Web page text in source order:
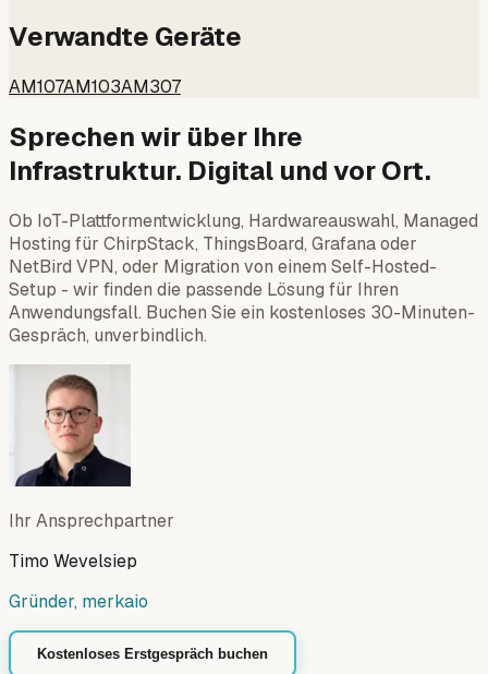
Verwandte Geräte
AM107AM103AM307
Sprechen wir über Ihre
Infrastruktur. Digital und vor Ort.
Ob IoT-Plattformentwicklung, Hardwareauswahl, Managed
Hosting für ChirpStack, ThingsBoard, Grafana oder
NetBird VPN, oder Migration von einem Self-Hosted-
Setup - wir finden die passende Lösung für Ihren
Anwendungsfall. Buchen Sie ein kostenloses 30-Minuten-
Gespräch, unverbindlich.
Ihr Ansprechpartner
Timo Wevelsiep
Gründer, merkaio
Kostenloses Erstgespräch buchen